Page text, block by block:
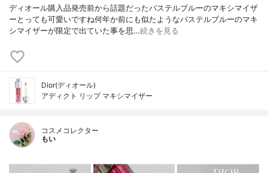
ディオール購入品発売前から話題だったパステルブルーのマキシマイザ
ーとっても可愛いですね何年か前にも似たようなパステルブルーのマキ
シマイザーが限定で出ていた事を思…続きを見る
Dior(ディオール)
アディクト リップ マキシマイザー
コスメコレクター
もい